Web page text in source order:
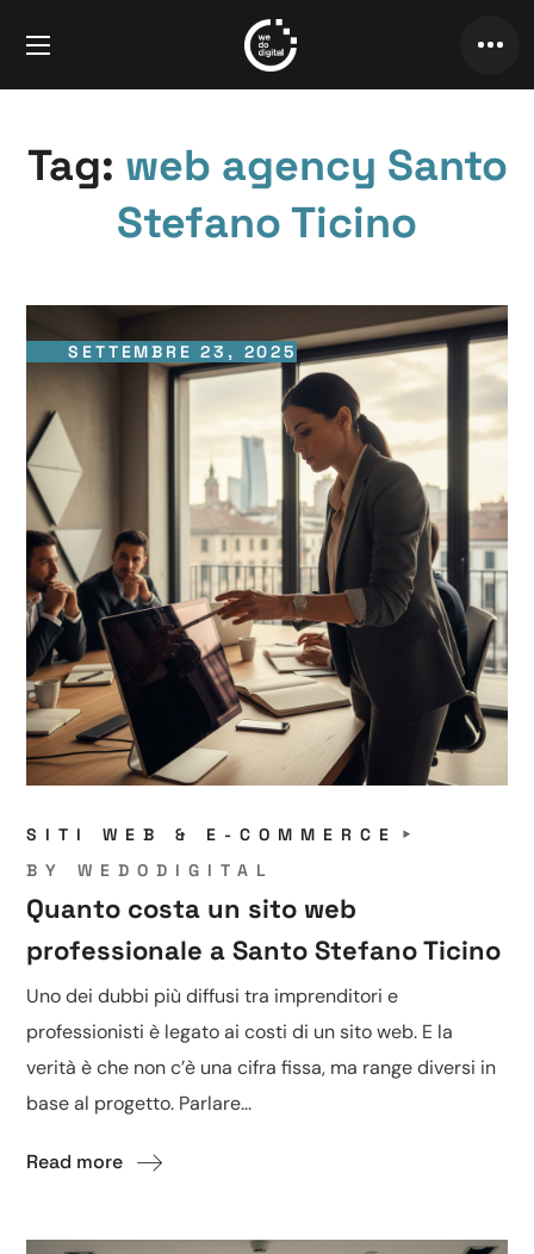
Tag: web agency Santo
Stefano Ticino
SETTEMBRE 23, 2025
SITI WEB & E-COMMERCE
BYWEDODIGITAL
Quanto costa un sito web
professionale a Santo Stefano Ticino
Uno dei dubbi più diffusi tra imprenditori e
professionisti è legato ai costi di un sito web. E la
verità è che non c’è una cifra fissa, ma range diversi in
base al progetto. Parlare...
Read more